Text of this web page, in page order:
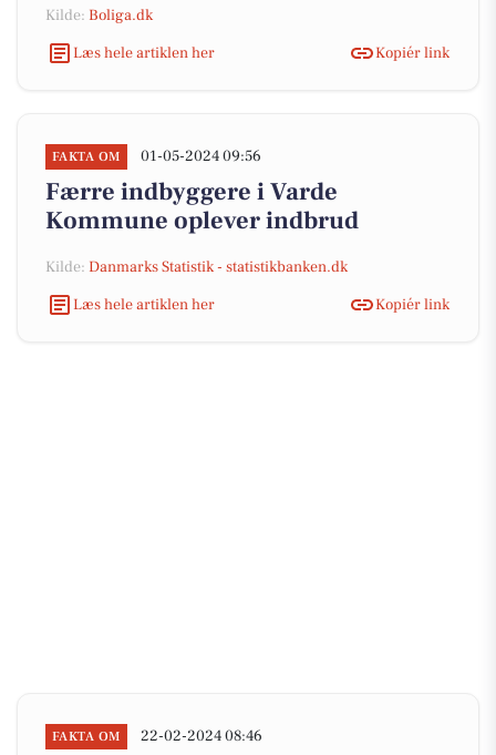
Kilde: Boliga.dk
Læs hele artiklen her
Kopiér link
FAKTA OM 01-05-2024 09:56
Færre indbyggere i Varde
Kommune oplever indbrud
Kilde: Danmarks Statistik - statistikbanken.dk
Læs hele artiklen her
Kopiér link
FAKTA OM 22-02-2024 08:46